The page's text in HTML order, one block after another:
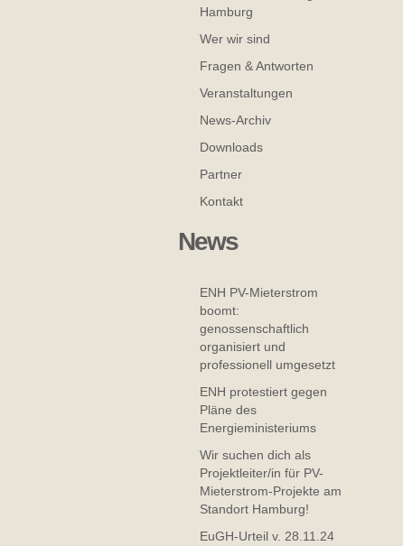
Hamburg
Wer wir sind
Fragen & Antworten
Veranstaltungen
News-Archiv
Downloads
Partner
Kontakt
News
ENH PV-Mieterstrom
boomt:
genossenschaftlich
organisiert und
professionell umgesetzt
ENH protestiert gegen
Pläne des
Energieministeriums
Wir suchen dich als
Projektleiter/in für PV-
Mieterstrom-Projekte am
Standort Hamburg!
EuGH-Urteil v. 28.11.24